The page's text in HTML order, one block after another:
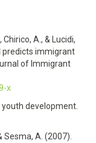
Chirico, A., & Lucidi,
predicts immigrant
of Immigrant
x
youth development.
Sesma, A. (2007).